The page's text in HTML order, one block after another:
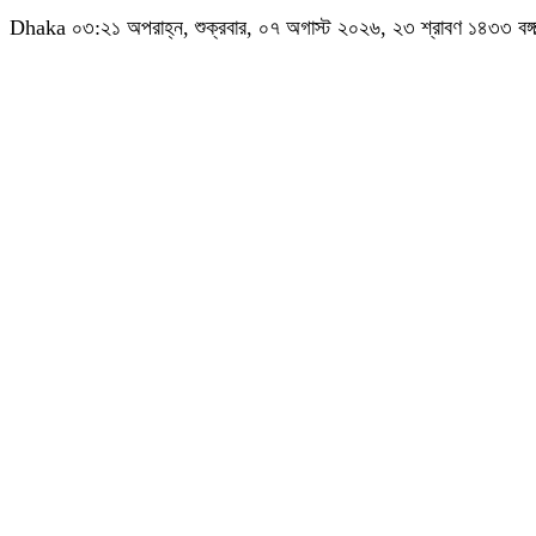
Dhaka ০৩:২১ অপরাহ্ন, শুক্রবার, ০৭ অগাস্ট ২০২৬, ২৩ শ্রাবণ ১৪৩৩